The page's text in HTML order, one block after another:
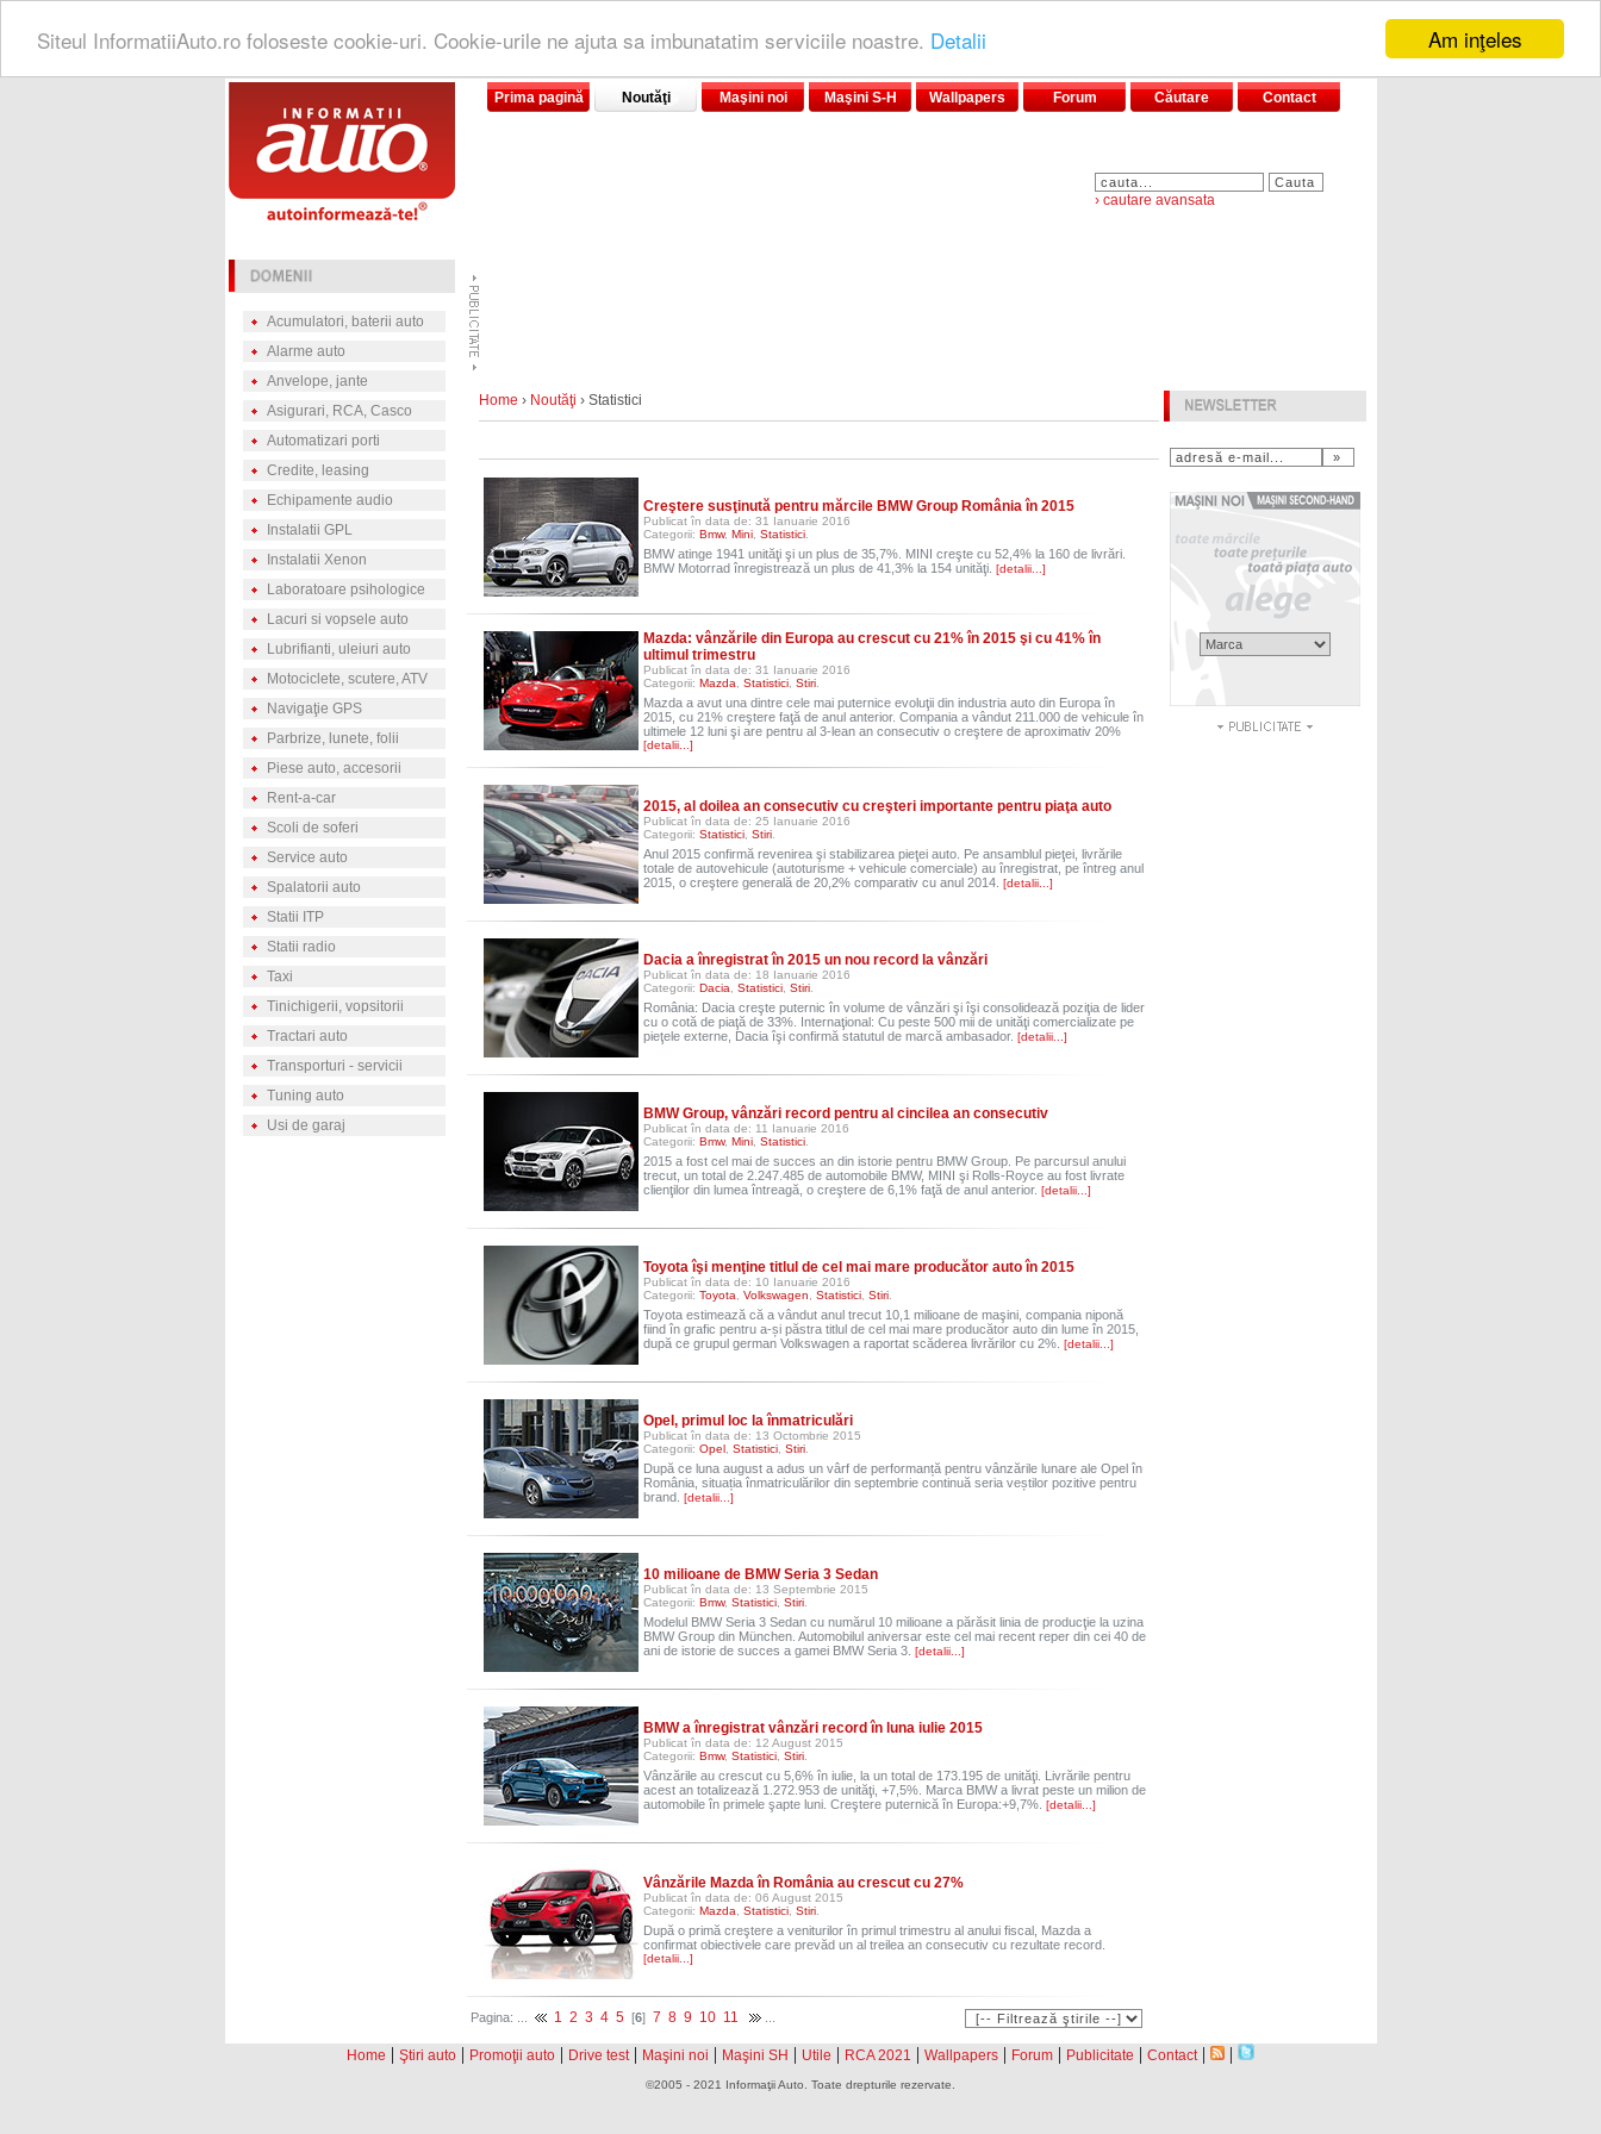
Am inţeles
Siteul InformatiiAuto.ro foloseste cookie-uri. Cookie-urile ne ajuta sa imbunatatim serviciile noastre. Detalii
Prima pagină Noutăţi Maşini noi Maşini S-H Wallpapers Forum Căutare Contact
› cautare avansata
Acumulatori, baterii auto
Alarme auto
Anvelope, jante
Asigurari, RCA, Casco
Automatizari porti
Credite, leasing
Echipamente audio
Instalatii GPL
Instalatii Xenon
Laboratoare psihologice
Lacuri si vopsele auto
Lubrifianti, uleiuri auto
Motociclete, scutere, ATV
Navigaţie GPS
Parbrize, lunete, folii
Piese auto, accesorii
Rent-a-car
Scoli de soferi
Service auto
Spalatorii auto
Statii ITP
Statii radio
Taxi
Tinichigerii, vopsitorii
Tractari auto
Transporturi - servicii
Tuning auto
Usi de garaj
Home › Noutăţi › Statistici
Creştere susţinută pentru mărcile BMW Group România în 2015
Publicat în data de: 31 Ianuarie 2016
Categorii: Bmw, Mini, Statistici.
BMW atinge 1941 unităţi şi un plus de 35,7%. MINI creşte cu 52,4% la 160 de livrări.
BMW Motorrad înregistrează un plus de 41,3% la 154 unităţi. [detalii...]
Mazda: vânzările din Europa au crescut cu 21% în 2015 şi cu 41% în
ultimul trimestru
Publicat în data de: 31 Ianuarie 2016
Categorii: Mazda Statistici, Stiri.
Mazda a avut una dintre cele mai puternice evoluţii din industria auto din Europa în
2015, cu 21% creştere faţă de anul anterior. Compania a vândut 211.000 de vehicule în
ultimele 12 luni şi are pentru al 3-lean an consecutiv o creştere de aproximativ 20%
[detalii...]
2015, al doilea an consecutiv cu creşteri importante pentru piaţa auto
Publicat în data de: 25 Ianuarie 2016
Categorii: Statistici, Stiri.
Anul 2015 confirmă revenirea şi stabilizarea pieţei auto. Pe ansamblul pieţei, livrările
totale de autovehicule (autoturisme + vehicule comerciale) au înregistrat, pe întreg anul
2015, o creştere generală de 20,2% comparativ cu anul 2014. [detalii...]
Dacia a înregistrat în 2015 un nou record la vânzări
Publicat în data de: 18 Ianuarie 2016
Categorii: Dacia Statistici, Stiri.
România: Dacia creşte puternic în volume de vânzări şi îşi consolidează poziţia de lider
cu o cotă de piaţă de 33%. Internaţional: Cu peste 500 mii de unităţi comercializate pe
pieţele externe, Dacia îşi confirmă statutul de marcă ambasador. [detalii...]
BMW Group, vânzări record pentru al cincilea an consecutiv
Publicat în data de: 11 Ianuarie 2016
Categorii: Bmw, Mini, Statistici.
2015 a fost cel mai de succes an din istorie pentru BMW Group. Pe parcursul anului
trecut, un total de 2.247.485 de automobile BMW, MINI şi Rolls-Royce au fost livrate
clienţilor din lumea întreagă, o creştere de 6,1% faţă de anul anterior. [detalii...]
Toyota îşi menţine titlul de cel mai mare producător auto în 2015
Publicat în data de: 10 Ianuarie 2016
Categorii: Toyota Volkswagen Statistici, Stiri.
Toyota estimează că a vândut anul trecut 10,1 milioane de maşini, compania niponă
fiind în grafic pentru a-și păstra titlul de cel mai mare producător auto din lume în 2015,
după ce grupul german Volkswagen a raportat scăderea livrărilor cu 2%. [detalii...]
Opel, primul loc la înmatriculări
Publicat în data de: 13 Octombrie 2015
Categorii: Opel, Statistici, Stiri.
După ce luna august a adus un vârf de performanță pentru vânzările lunare ale Opel în
România, situația înmatriculărilor din septembrie continuă seria veștilor pozitive pentru
brand. [detalii...]
10 milioane de BMW Seria 3 Sedan
Publicat în data de: 13 Septembrie 2015
Categorii: Bmw, Statistici, Stiri.
Modelul BMW Seria 3 Sedan cu numărul 10 milioane a părăsit linia de producţie la uzina
BMW Group din München. Automobilul aniversar este cel mai recent reper din cei 40 de
ani de istorie de succes a gamei BMW Seria 3. [detalii...]
BMW a înregistrat vânzări record în luna iulie 2015
Publicat în data de: 12 August 2015
Categorii: Bmw, Statistici, Stiri.
Vânzările au crescut cu 5,6% în iulie, la un total de 173.195 de unităţi. Livrările pentru
acest an totalizează 1.272.953 de unităţi, +7,5%. Marca BMW a livrat peste un milion de
automobile în primele şapte luni. Creştere puternică în Europa:+9,7%. [detalii...]
Vânzările Mazda în România au crescut cu 27%
Publicat în data de: 06 August 2015
Categorii: Mazda Statistici, Stiri.
După o primă creştere a veniturilor în primul trimestru al anului fiscal, Mazda a
confirmat obiectivele care prevăd un al treilea an consecutiv cu rezultate record.
[detalii...]
Pagina: ... 1 2 3 4 5[6] 7 8 9 10 11
Home | Ştiri auto | Promoţii auto | Drive test | Maşini noi | Maşini SH | Utile | RCA 2021 | Wallpapers | Forum | Publicitate | Contact | |
©2005 - 2021 Informaţii Auto. Toate drepturile rezervate.